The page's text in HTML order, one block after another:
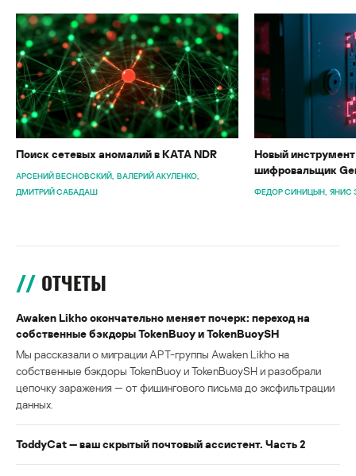
Поиск сетевых аномалий в KATA NDR
АРСЕНИЙ ВЕСНОВСКИЙ ВАЛЕРИЙ АКУЛЕНКО
ДМИТРИЙ САБАДАШ
Новый
шифровальщик
ФЕДОР СИНИЦЫН ЯНИС
ОТЧЕТЫ
Awaken Likho окончательно меняет почерк: переход на
собственные бэкдоры TokenBuoy и TokenBuoySH
Мы рассказали о миграции APT-группы Awaken Likho на
собственные бэкдоры TokenBuoy и TokenBuoySH и разобрали
цепочку заражения — от фишингового письма до эксфильтрации
данных.
ToddyCat — ваш скрытый почтовый ассистент. Часть 2